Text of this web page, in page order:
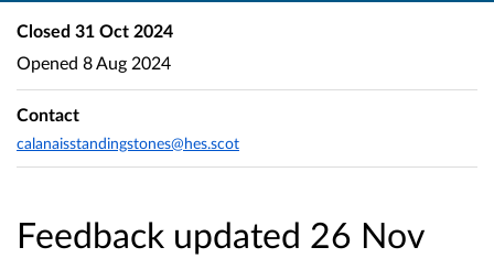
Feedback updated 26 Nov
Closed 31 Oct 2024
Opened 8 Aug 2024
Contact
calanaisstandingstones@hes.scot